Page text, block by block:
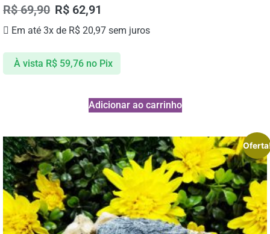
R$69,90 R$ 62,91
Em até 3x de R$ 20,97 sem juros
À vista R$59,76 no Pix
Adicionar ao carrinho